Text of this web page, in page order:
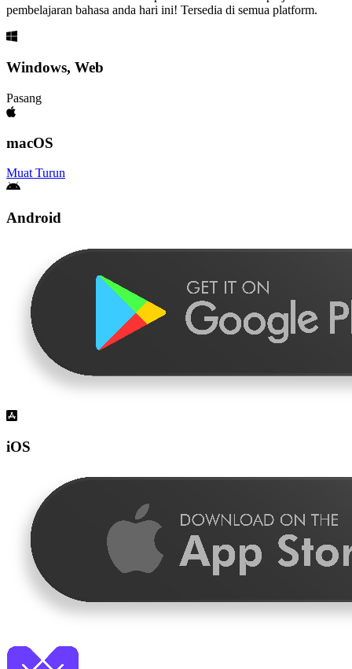
pembelajaran bahasa anda hari ini! Tersedia di semua platform.
Windows, Web
Pasang
macOS
Muat Turun
Android
iOS